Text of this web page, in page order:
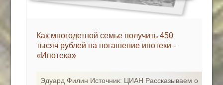
Как многодетной семье получить 450
тысяч рублей на погашение ипотеки -
«Ипотека»
Эдуард Филин Источник: ЦИАН Рассказываем о